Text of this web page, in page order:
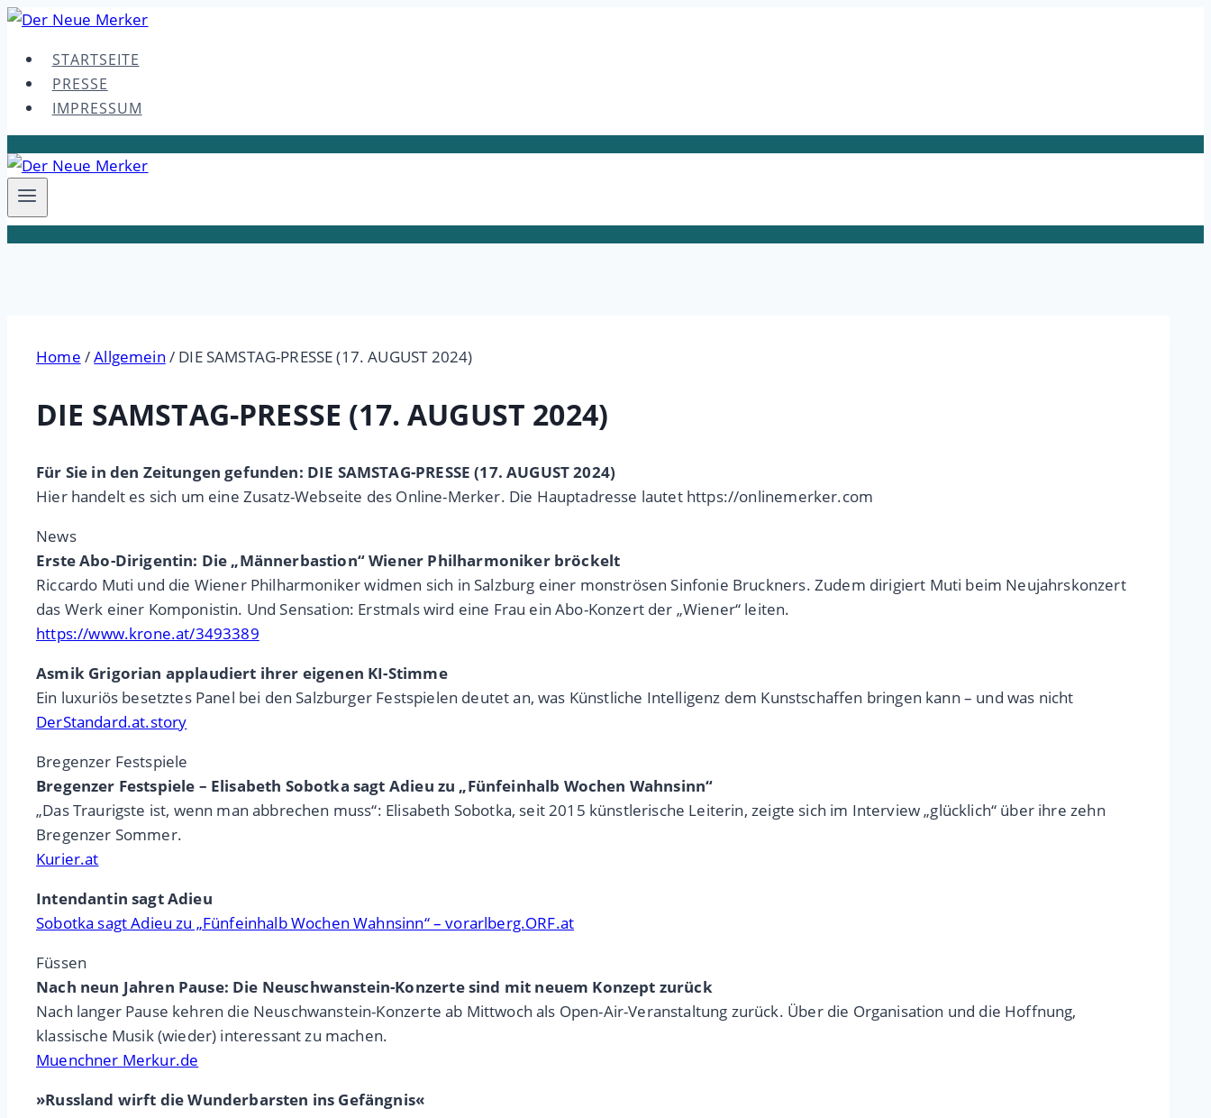
Skip
contentSTARTSEITE
PRESSE
IMPRESSUM
Home /Allgemein / DIE SAMSTAG-PRESSE (17. AUGUST 2024)
DIE SAMSTAG-PRESSE (17. AUGUST 2024)
Für Sie in den Zeitungen gefunden: DIE SAMSTAG-PRESSE (17. AUGUST 2024)
Hier handelt es sich um eine Zusatz-Webseite des Online-Merker. Die Hauptadresse lautet https://onlinemerker.com
News
Erste Abo-Dirigentin: Die „Männerbastion“ Wiener Philharmoniker bröckelt
Riccardo Muti und die Wiener Philharmoniker widmen sich in Salzburg einer monströsen Sinfonie Bruckners. Zudem dirigiert Muti beim Neujahrskonzert
das Werk einer Komponistin. Und Sensation: Erstmals wird eine Frau ein Abo-Konzert der „Wiener“ leiten.
https://www.krone.at/3493389
Asmik Grigorian applaudiert ihrer eigenen KI-Stimme
Ein luxuriös besetztes Panel bei den Salzburger Festspielen deutet an, was Künstliche Intelligenz dem Kunstschaffen bringen kann – und was nicht
DerStandard.at.story
Bregenzer Festspiele
Bregenzer Festspiele – Elisabeth Sobotka sagt Adieu zu „Fünfeinhalb Wochen Wahnsinn“
„Das Traurigste ist, wenn man abbrechen muss“: Elisabeth Sobotka, seit 2015 künstlerische Leiterin, zeigte sich im Interview „glücklich“ über ihre zehn
Bregenzer Sommer.
Kurier.at
Intendantin sagt Adieu
Sobotka sagt Adieu zu „Fünfeinhalb Wochen Wahnsinn“ – vorarlberg.ORF.at
Füssen
Nach neun Jahren Pause: Die Neuschwanstein-Konzerte sind mit neuem Konzept zurück
Nach langer Pause kehren die Neuschwanstein-Konzerte ab Mittwoch als Open-Air-Veranstaltung zurück. Über die Organisation und die Hoffnung,
klassische Musik (wieder) interessant zu machen.
Muenchner Merkur.de
»Russland wirft die Wunderbarsten ins Gefängnis«